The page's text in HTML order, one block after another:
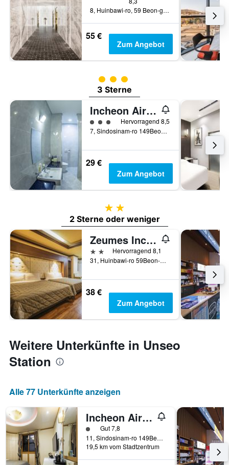
8, Huinbawi-ro, 59 Beon-gil, Jung-gu, Incheon, Südkorea
55 €
Zum Angebot
Bewertungskategorie 3
3 Sterne
Incheon Airport Air Relax Hotel
Bewertungskategorie 3
Hervorragend 8,5
7, Sindosinam-ro 149Beon-Gil, Jung-gu, Incheon, Südkorea
29 €
Zum Angebot
2 Sterne
2 Sterne oder weniger
Zeumes Incheon Airport Hotel
2 SterneHervorragend 8,1
31, Huinbawi-ro 59Beon-Gil, Jung-gu, Incheon, Südkorea
38 €
Zum Angebot
Weitere Unterkünfte in Unseo
Station
Alle 77 Unterkünfte anzeigen
Incheon Airport Hotel
Bewertungskategorie 1
Gut 7,8
11, Sindosinam-ro 149Beon-Gil, Jung-gu, Incheon, Südkorea
19,5 km vom Stadtzentrum